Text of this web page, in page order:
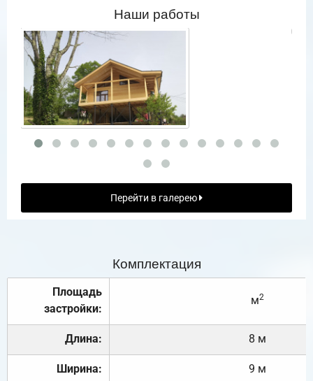
Наши работы
Перейти в галерею
Комплектация
Площадь
застройки:
м2
Длина: 8 м
Ширина: 9 м